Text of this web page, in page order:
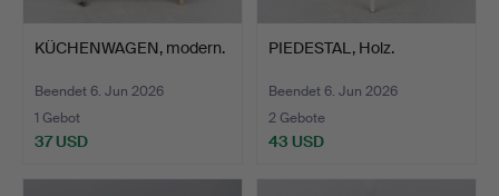
KÜCHENWAGEN, modern.
Beendet 6. Jun 2026
1 Gebot
37 USD
PIEDESTAL, Holz.
Beendet 6. Jun 2026
2 Gebote
43 USD